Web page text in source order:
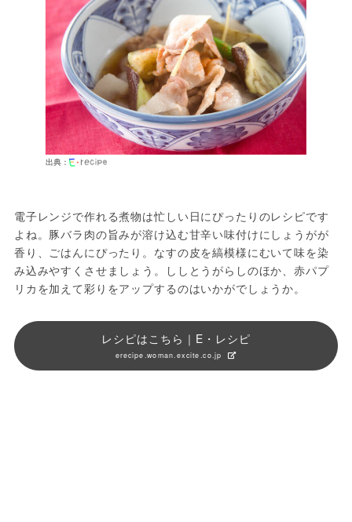
出典：
電子レンジで作れる煮物は忙しい日にぴったりのレシピです
よね。豚バラ肉の旨みが溶け込む甘辛い味付けにしょうがが
香り、ごはんにぴったり。なすの皮を縞模様にむいて味を染
み込みやすくさせましょう。ししとうがらしのほか、赤パプ
リカを加えて彩りをアップするのはいかがでしょうか。
レシピはこちら｜E・レシピ
erecipe.woman.excite.co.jp